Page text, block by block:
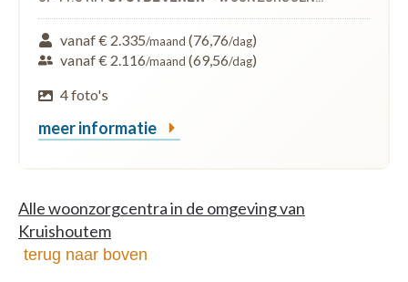
vanaf € 2.335/maand (76,76/dag)
vanaf € 2.116/maand (69,56/dag)
4 foto's
meer informatie
Alle woonzorgcentra in de omgeving van
Kruishoutem
terug naar boven